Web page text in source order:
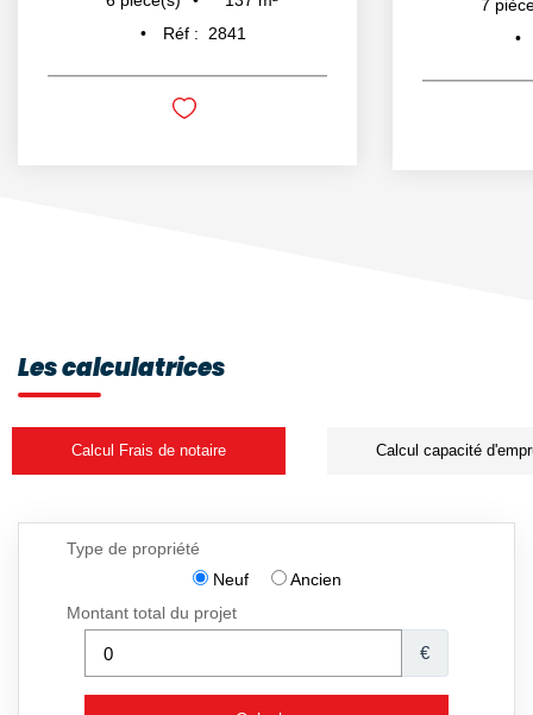
Réf :
2841
7
Les calculatrices
Calcul Frais de notaire Calcul capacité